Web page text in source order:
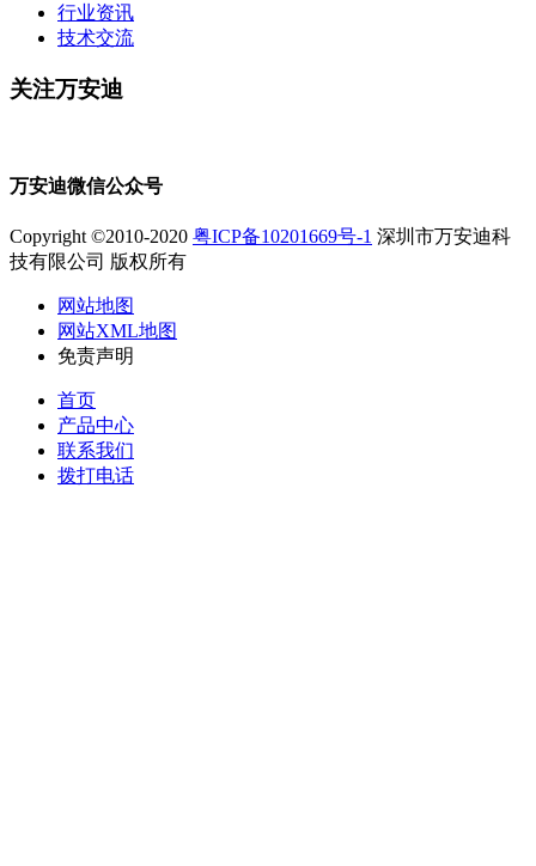
行业资讯
技术交流
关注万安迪
万安迪微信公众号
Copyright ©2010-2020 粤ICP备10201669号-1 深圳市万安迪科
技有限公司 版权所有
网站地图
网站XML地图
免责声明
首页
产品中心
联系我们
拨打电话